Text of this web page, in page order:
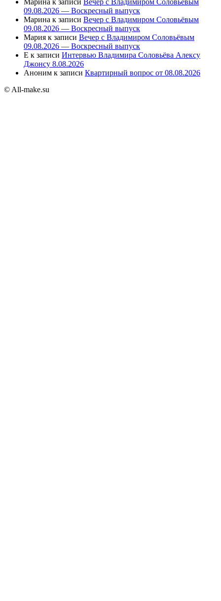
09.08.2026 — Воскресный выпуск
Марина к записи Вечер с Владимиром Соловьёвым
09.08.2026 — Воскресный выпуск
Мария к записи Вечер с Владимиром Соловьёвым
09.08.2026 — Воскресный выпуск
E к записи Интервью Владимира Соловьёва Алексу
Джонсу 8.08.2026
Аноним к записи Квартирный вопрос от 08.08.2026
© All-make.su